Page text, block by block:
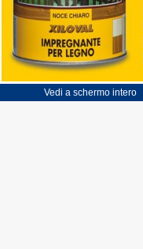
Vedi a schermo intero